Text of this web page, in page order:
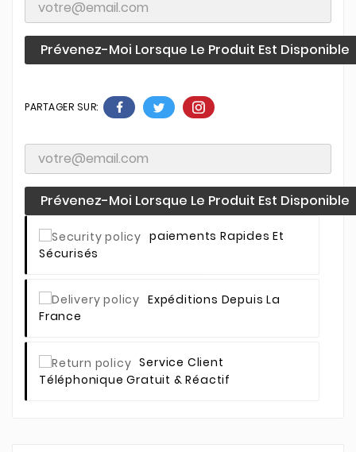
Prévenez-Moi Lorsque Le Produit Est Disponible
PARTAGER SUR:
Prévenez-Moi Lorsque Le Produit Est Disponible
Paiements Rapides Et
Sécurisés
Expéditions Depuis La
France
Service Client
Téléphonique Gratuit & Réactif